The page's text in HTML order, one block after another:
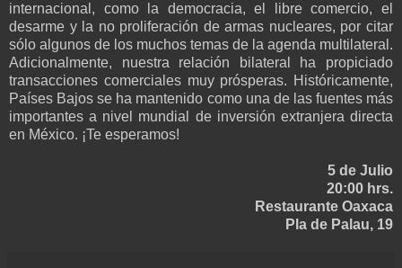
internacional, como la democracia, el libre comercio, el
desarme y la no proliferación de armas nucleares, por citar
sólo algunos de los muchos temas de la agenda multilateral.
Adicionalmente, nuestra relación bilateral ha propiciado
transacciones comerciales muy prósperas. Históricamente,
Países Bajos se ha mantenido como una de las fuentes más
importantes a nivel mundial de inversión extranjera directa
en México. ¡Te esperamos!
5 de Julio
20:00 hrs.
Restaurante Oaxaca
Pla de Palau, 19